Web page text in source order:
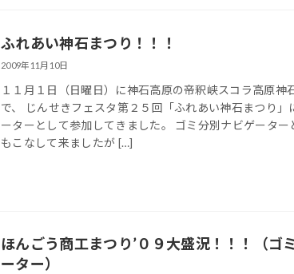
ふれあい神石まつり！！！
2009年11月10日
１１月１日（日曜日）に神石高原の帝釈峡スコラ高原神
で、 じんせきフェスタ第２５回「ふれあい神石まつり」
ーターとして参加してきました。 ゴミ分別ナビゲーター
もこなして来ましたが […]
ほんごう商工まつり’０９大盛況！！！（ゴ
ーター）